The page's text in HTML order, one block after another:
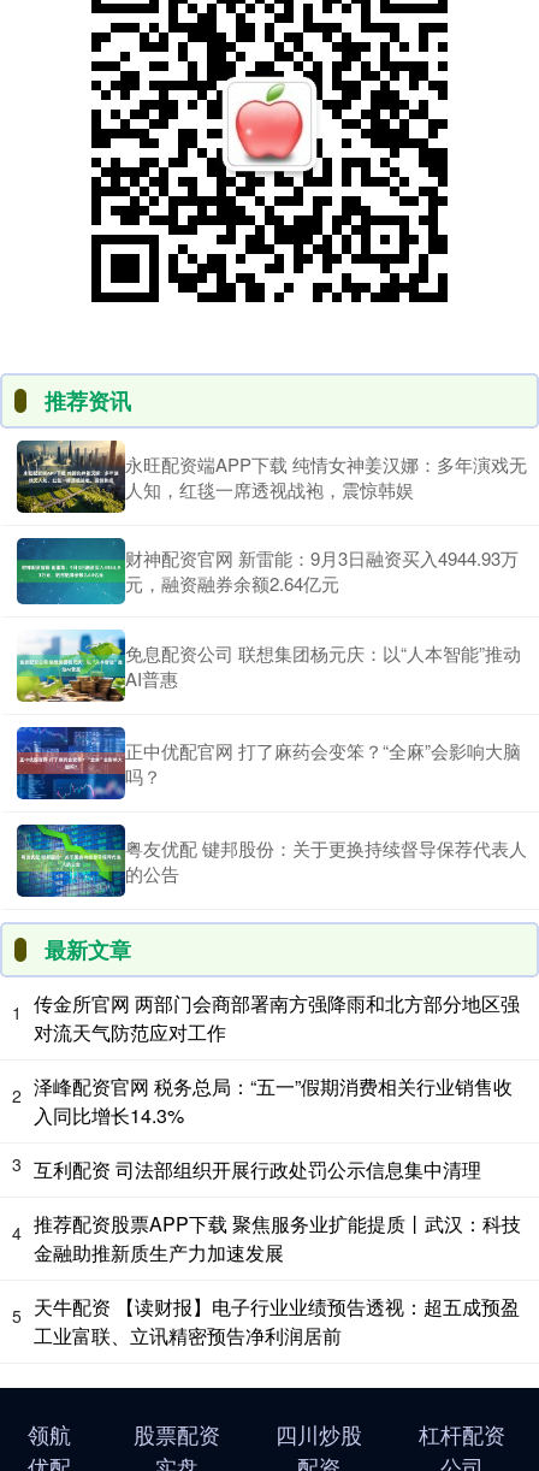
推荐资讯
永旺配资端APP下载 纯情女神姜汉娜：多年演戏无
人知，红毯一席透视战袍，震惊韩娱
财神配资官网 新雷能：9月3日融资买入4944.93万
元，融资融券余额2.64亿元
免息配资公司 联想集团杨元庆：以“人本智能”推动
AI普惠
正中优配官网 打了麻药会变笨？“全麻”会影响大脑
吗？
粤友优配 键邦股份：关于更换持续督导保荐代表人
的公告
最新文章
1
传金所官网 两部门会商部署南方强降雨和北方部分地区强
对流天气防范应对工作
2 泽峰配资官网 税务总局：“五一”假期消费相关行业销售收
入同比增长14.3%
3 互利配资 司法部组织开展行政处罚公示信息集中清理
4 推荐配资股票APP下载 聚焦服务业扩能提质丨武汉：科技
金融助推新质生产力加速发展
5 天牛配资 【读财报】电子行业业绩预告透视：超五成预盈
工业富联、立讯精密预告净利润居前
领航
股票配资
四川炒股
杠杆配资